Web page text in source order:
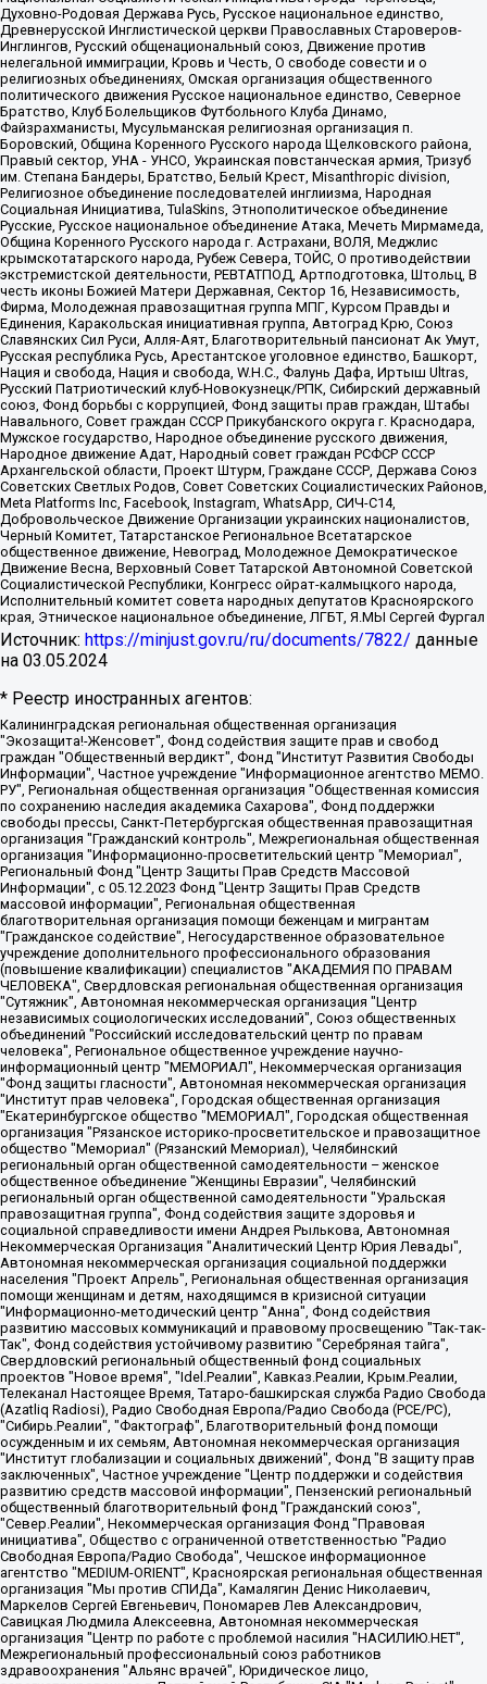
Духовно-Родовая Держава Русь, Русское национальное единство,
Древнерусской Инглистической церкви Православных Староверов-
Инглингов, Русский общенациональный союз, Движение против
нелегальной иммиграции, Кровь и Честь, О свободе совести и о
религиозных объединениях, Омская организация общественного
политического движения Русское национальное единство, Северное
Братство, Клуб Болельщиков Футбольного Клуба Динамо,
Файзрахманисты, Мусульманская религиозная организация п.
Боровский, Община Коренного Русского народа Щелковского района,
Правый сектор, УНА - УНСО, Украинская повстанческая армия, Тризуб
им. Степана Бандеры, Братство, Белый Крест, Misanthropic division,
Религиозное объединение последователей инглиизма, Народная
Социальная Инициатива, TulaSkins, Этнополитическое объединение
Русские, Русское национальное объединение Атака, Мечеть Мирмамеда,
Община Коренного Русского народа г. Астрахани, ВОЛЯ, Меджлис
крымскотатарского народа, Рубеж Севера, ТОЙС, О противодействии
экстремистской деятельности, РЕВТАТПОД, Артподготовка, Штольц, В
честь иконы Божией Матери Державная, Сектор 16, Независимость,
Фирма, Молодежная правозащитная группа МПГ, Курсом Правды и
Единения, Каракольская инициативная группа, Автоград Крю, Союз
Славянских Сил Руси, Алля-Аят, Благотворительный пансионат Ак Умут,
Русская республика Русь, Арестантское уголовное единство, Башкорт,
Нация и свобода, Нация и свобода, W.H.С., Фалунь Дафа, Иртыш Ultras,
Русский Патриотический клуб-Новокузнецк/РПК, Сибирский державный
союз, Фонд борьбы с коррупцией, Фонд защиты прав граждан, Штабы
Навального, Совет граждан СССР Прикубанского округа г. Краснодара,
Мужское государство, Народное объединение русского движения,
Народное движение Адат, Народный совет граждан РСФСР СССР
Архангельской области, Проект Штурм, Граждане СССР, Держава Союз
Советских Светлых Родов, Совет Советских Социалистических Районов,
Meta Platforms Inc, Facebook, Instagram, WhatsApp, СИЧ-С14,
Добровольческое Движение Организации украинских националистов,
Черный Комитет, Татарстанское Региональное Всетатарское
общественное движение, Невоград, Молодежное Демократическое
Движение Весна, Верховный Совет Татарской Автономной Советской
Социалистической Республики, Конгресс ойрат-калмыцкого народа,
Исполнительный комитет совета народных депутатов Красноярского
края, Этническое национальное объединение, ЛГБТ, Я.МЫ Сергей Фургал
Источник: https://minjust.gov.ru/ru/documents/7822/ данные
на 03.05.2024
* Реестр иностранных агентов:
Калининградская региональная общественная организация "Экозащита!-Женсовет", Фонд содействия защите прав и свобод граждан "Общественный вердикт", Фонд "Институт Развития Свободы Информации", Частное учреждение "Информационное агентство МЕМО. РУ", Региональная общественная организация "Общественная комиссия по сохранению наследия академика Сахарова", Фонд поддержки свободы прессы, Санкт-Петербургская общественная правозащитная организация "Гражданский контроль", Межрегиональная общественная организация "Информационно-просветительский центр "Мемориал", Региональный Фонд "Центр Защиты Прав Средств Массовой Информации", с 05.12.2023 Фонд "Центр Защиты Прав Средств массовой информации", Региональная общественная благотворительная организация помощи беженцам и мигрантам "Гражданское содействие", Негосударственное образовательное учреждение дополнительного профессионального образования (повышение квалификации) специалистов "АКАДЕМИЯ ПО ПРАВАМ ЧЕЛОВЕКА", Свердловская региональная общественная организация "Сутяжник", Автономная некоммерческая организация "Центр независимых социологических исследований", Союз общественных объединений "Российский исследовательский центр по правам человека", Региональное общественное учреждение научно-информационный центр "МЕМОРИАЛ", Некоммерческая организация "Фонд защиты гласности", Автономная некоммерческая организация "Институт прав человека", Городская общественная организация "Екатеринбургское общество "МЕМОРИАЛ", Городская общественная организация "Рязанское историко-просветительское и правозащитное общество "Мемориал" (Рязанский Мемориал), Челябинский региональный орган общественной самодеятельности – женское общественное объединение "Женщины Евразии", Челябинский региональный орган общественной самодеятельности "Уральская правозащитная группа", Фонд содействия защите здоровья и социальной справедливости имени Андрея Рылькова, Автономная Некоммерческая Организация "Аналитический Центр Юрия Левады", Автономная некоммерческая организация социальной поддержки населения "Проект Апрель", Региональная общественная организация помощи женщинам и детям, находящимся в кризисной ситуации "Информационно-методический центр "Анна", Фонд содействия развитию массовых коммуникаций и правовому просвещению "Так-так-Так", Фонд содействия устойчивому развитию "Серебряная тайга", Свердловский региональный общественный фонд социальных проектов "Новое время", "Idel.Реалии", Кавказ.Реалии, Крым.Реалии, Телеканал Настоящее Время, Татаро-башкирская служба Радио Свобода (Azatliq Radiosi), Радио Свободная Европа/Радио Свобода (PCE/PC), "Сибирь.Реалии", "Фактограф", Благотворительный фонд помощи осужденным и их семьям, Автономная некоммерческая организация "Институт глобализации и социальных движений", Фонд "В защиту прав заключенных", Частное учреждение "Центр поддержки и содействия развитию средств массовой информации", Пензенский региональный общественный благотворительный фонд "Гражданский союз", "Север.Реалии", Некоммерческая организация Фонд "Правовая инициатива", Общество с ограниченной ответственностью "Радио Свободная Европа/Радио Свобода", Чешское информационное агентство "MEDIUM-ORIENT", Красноярская региональная общественная организация "Мы против СПИДа", Камалягин Денис Николаевич, Маркелов Сергей Евгеньевич, Пономарев Лев Александрович, Савицкая Людмила Алексеевна, Автономная некоммерческая организация "Центр по работе с проблемой насилия "НАСИЛИЮ.НЕТ", Межрегиональный профессиональный союз работников здравоохранения "Альянс врачей", Юридическое лицо, зарегистрированное в Латвийской Республике, SIA "Medusa Project" (регистрационный номер 40103797863, дата регистрации 10.06.2014), Некоммерческая организация "Фонд по борьбе с коррупцией", Автономная некоммерческая организация "Институт права и публичной политики", Баданин Роман Сергеевич, Гликин Максим Александрович, Железнова Мария Михайловна, Лукьянова Юлия Сергеевна, Маетная Елизавета Витальевна, Маняхин Петр Борисович, Чуракова Ольга Владимировна, Ярош Юлия Петровна, Юридическое лицо "The Insider SIA", зарегистрированное в Риге, Латвийская Республика (дата регистрации 26.06.2015), являющееся администратором доменного имени интернет-издания "The Insider SIA", https://theins.ru, Постернак Алексей Евгеньевич, Рубин Михаил Аркадьевич, Анин Роман Александрович, Юридическое лицо Istories fonds, зарегистрированное в Латвийской Республике (регистрационный номер 50008295751, дата регистрации 24.02.2020), Великовский Дмитрий Александрович, Долинина Ирина Николаевна, Мароховская Алеся Алексеевна, Шлейнов Роман Юрьевич, Шмагун Олеся Валентиновна, Общество с ограниченной ответственностью "Альтаир 2021", Общество с ограниченной ответственностью "Вега 2021", Общество с ограниченной ответственностью "Главный редактор 2021", Общество с ограниченной ответственностью "Ромашки монолит", Важенков Артем Валерьевич, Ивановская областная общественная организация "Центр гендерных исследований", Гурман Юрий Альбертович, Медиапроект "ОВД-Инфо", Егоров Владимир Владимирович, Жилинский Владимир Александрович, Общество с ограниченной ответственностью "ЗП", Иванова София Юрьевна, Карезина Инна Павловна, Кильтау Екатерина Викторовна, Петров Алексей Викторович, Пискунов Сергей Евгеньевич, Смирнов Сергей Сергеевич, Тихонов Михаил Сергеевич, Общество с ограниченной ответственностью "ЖУРНАЛИСТ-ИНОСТРАННЫЙ АГЕНТ", Арапова Галина Юрьевна, Вольтская Татьяна Анатольевна, Американская компания "Mason G.E.S. Anonymous Foundation" (США), являющаяся владельцем интернет-издания https://mnews.world/, Компания "Stichting Bellingcat", зарегистрированная в Нидерландах (дата регистрации 11.07.2018), Захаров Андрей Вячеславович, Клепиковская Екатерина Дмитриевна, Общество с ограниченной ответственностью "МЕМО", Перл Роман Александрович, Симонов Евгений Алексеевич, Соловьева Елена Анатольевна, Сотников Даниил Владимирович, Сурначева Елизавета Дмитриевна, Автономная некоммерческая организация по защите прав человека и информированию населения "Якутия – Наше Мнение", Общество с ограниченной ответственностью "Москоу диджитал медиа", с 26.01.2023 Общество с ограниченной ответственностью "Чайка Белые сады", Ветошкина Валерия Валерьевна, Заговора Максим Александрович, Межрегиональное общественное движение "Российская ЛГБТ - сеть", Оленичев Максим Владимирович, Павлов Иван Юрьевич, Скворцова Елена Сергеевна, Общество с ограниченной ответственностью "Как бы инагент", Кочетков Игорь Викторович, Общество с ограниченной ответственностью "Честные выборы", Еланчик Олег Александрович, Общество с ограниченной ответственностью "Нобелевский призыв", Гималова Регина Эмилевна, Григорьев Андрей Валерьевич, Григорьева Алина Александровна, Ассоциация по содействию защите прав призывников, альтернативнослужащих и военнослужащих "Правозащитная группа "Гражданин.Армия.Право", Хисамова Регина Фаритовна, Автономная некоммерческая организация по реализации социально-правовых программ "Лилит", Дальневосточное общественное движение "Маяк", Санкт-Петербургская ЛГБТ-инициативная группа "Выход", Инициативная группа ЛГБТ+ "Реверс", Алексеев Андрей Викторович, Бекбулатова Таисия Львовна, Беляев Иван Михайлович, Владыкина Елена Сергеевна, Гельман Марат Александрович, Никульшина Вероника Юрьевна, Толоконникова Надежда Андреевна, Шендерович Виктор Анатольевич, Общество с ограниченной ответственностью "Данное сообщение", Общество с ограниченной ответственностью Издательский дом "Новая глава", Айнбиндер Александра Александровна, Московский комьюнити-центр для ЛГБТ+инициатив, Благотворительный фонд развития филантропии, Deutsche Welle (Германия, Kurt-Schumacher-Strasse 3, 53113 Bonn), Борзунова Мария Михайловна, Воробьев Виктор Викторович, Голубева Анна Львовна, Константинова Алла Михайловна, Малкова Ирина Владимировна, Мурадов Мурад Абдулгалимович, Осетинская Елизавета Николаевна, Понасенков Евгений Николаевич, Ганапольский Матвей Юрьевич, Киселев Евгений Алексеевич, Борухович Ирина Григорьевна, Дремин Иван Тимофеевич, Дубровский Дмитрий Викторович, Красноярская региональная общественная организация поддержки и развития альтернативных образовательных технологий и межкультурных коммуникаций "ИНТЕРРА", Маяковская Екатерина Алексеевна, Фейгин Марк Захарович, Филимонов Андрей Викторович, Дзугкоева Регина Николаевна, Доброхотов Роман Александрович, Дудь Юрий Александрович, Елкин Сергей Владимирович, Кругликов Кирилл Игоревич, Сабунаева Мария Леонидовна, Семенов Алексей Владимирович, Шаинян Карен Багратович, Шульман Екатерина Михайловна, Асафьев Артур Валерьевич, Вахштайн Виктор Семенович, Венедиктов Алексей Алексеевич, Лушникова Екатерина Евгеньевна, Волков Леонид Михайлович, Невзоров Александр Глебович, Пархоменко Сергей Борисович, Сироткин Ярослав Николаевич, Кара-Мурза Владимир Владимирович, Баранова Наталья Владимировна, Гозман Леонид Яковлевич, Кагарлицкий Борис Юльевич, Климарев Михаил Валерьевич, Милов Владимир Станиславович, Автономная некоммерческая организация Краснодарский центр современного искусства "Типография", Моргенштерн Алишер Тагирович, Соболь Любовь Эдуардовна, Общество с ограниченной ответственностью "ЛИЗА НОРМ", Каспаров Гарри Кимович, Ходорковский Михаил Борисович, Общество с ограниченной ответственностью "Апрельские тезисы", Данилович Ирина Брониславовна, Кашин Олег Владимирович, Петров Николай Владимирович, Пивоваров Алексей Владимирович, Соколов Михаил Владимирович, Цветкова Юлия Владимировна, Чичваркин Евгений Александрович, Комитет против пыток/Команда против пыток, Общество с ограниченной ответственностью "Первый научный", Общество с ограниченной ответственностью "Вертолет и ко", Белоцерковская Вероника Борисовна, Кац Максим Евгеньевич, Лазарева Татьяна Юрьевна, Шаведдинов Руслан Табризович, Яшин Илья Валерьевич, Общество с ограниченной ответственностью "Иноагент ААВ", Алешковский Дмитрий Петрович, Альбац Евгения Марковна, Быков Дмитрий Львович, Галямина Юлия Евгеньевна, Лойко Сергей Леонидович, Мартынов Кирилл Константинович, Медведев Сергей Александрович, Крашенинников Федор Геннадиевич, Гордеева Катерина Вл